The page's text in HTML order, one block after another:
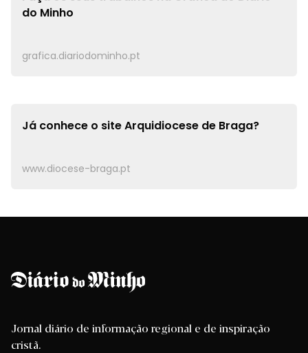
do Minho
grafica.diariodominho.pt
Já conhece o siteArquidiocese de Braga?
www.diocese-braga.pt
Jornal diário de informação regional e de inspiração
cristã.